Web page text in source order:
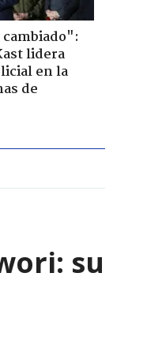
lidera
en la
de
su